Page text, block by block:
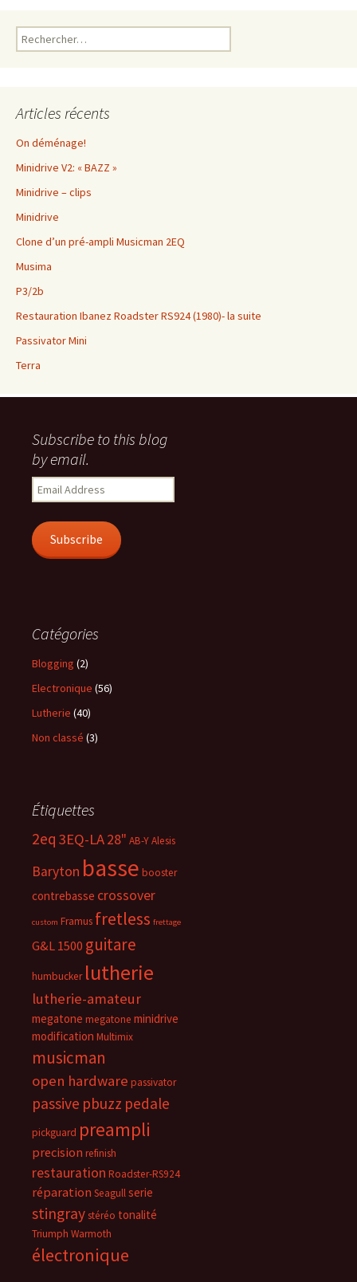
Rechercher :
Articles récents
On déménage!
Minidrive V2: « BAZZ »
Minidrive – clips
Minidrive
Clone d’un pré-ampli Musicman 2EQ
Musima
P3/2b
Restauration Ibanez Roadster RS924 (1980)- la suite
Passivator Mini
Terra
Subscribe to this blog
by email.
Email
Address
Subscribe
Catégories
Blogging (2)
Electronique (56)
Lutherie (40)
Non classé (3)
Étiquettes
2eq 3EQ-LA28" AB-YAlesis
Baryton basse booster
contrebasse crossover
custom Framus fretless frettage
G&L 1500 guitare
humbucker lutherie
lutherie-amateur
megatone megatone minidrive
modification Multimix
musicman
open hardware passivator
passive pbuzz pedale
pickguard preampli
precision refinish
restauration Roadster-RS924
réparation Seagullserie
stingraystéréo tonalité
Triumph Warmoth
électronique